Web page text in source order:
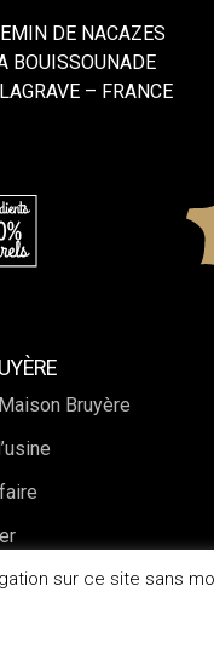
DE NACAZES
BOUISSOUNADE
– FRANCE
Bruyère
sur ce site sans